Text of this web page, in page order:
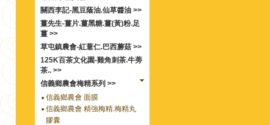
關西李記-黑豆蔭油.仙草醬油 >>
薑先生-薑片.薑黑糖.薑(黃)粉.足
薑 >>
草屯鎮農會-紅薏仁.巴西蘑菇 >>
125K百茶文化園-雞角刺茶.牛蒡
茶.. >>
信義鄉農會梅精系列 >>
信義鄉農會 面膜
信義鄉農會 精強梅精.梅精丸
膠囊